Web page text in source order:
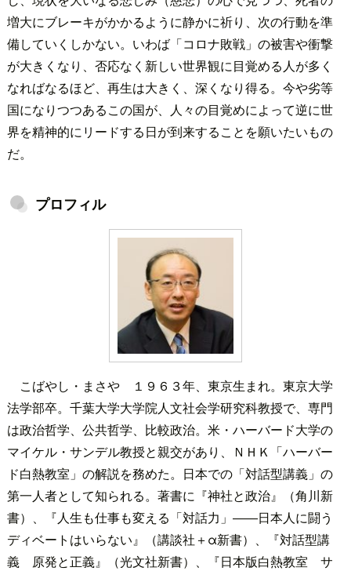
増大にブレーキがかかるように静かに祈り、次の行動を準
備していくしかない。いわば「コロナ敗戦」の被害や衝撃
が大きくなり、否応なく新しい世界観に目覚める人が多く
なればなるほど、再生は大きく、深くなり得る。今や劣等
国になりつつあるこの国が、人々の目覚めによって逆に世
界を精神的にリードする日が到来することを願いたいもの
だ。
プロフィル
こばやし・まさや １９６３年、東京生まれ。東京大学
法学部卒。千葉大学大学院人文社会学研究科教授で、専門
は政治哲学、公共哲学、比較政治。米・ハーバード大学の
マイケル・サンデル教授と親交があり、ＮＨＫ「ハーバー
ド白熱教室」の解説を務めた。日本での「対話型講義」の
第一人者として知られる。著書に『神社と政治』（角川新
書）、『人生も仕事も変える「対話力」――日本人に闘う
ディベートはいらない』（講談社＋α新書）、『対話型講
義 原発と正義』（光文社新書）、『日本版白熱教室 サ